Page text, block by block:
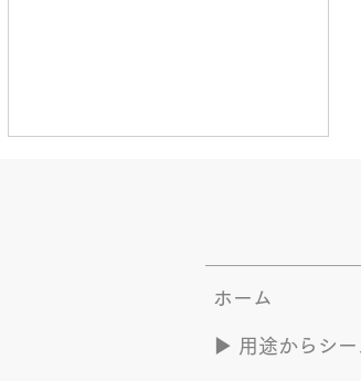
夏のYOASOBI つづき
ホーム
▶︎ 用途からシー